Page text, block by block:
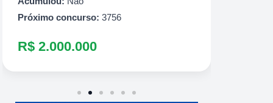
Próximo concurso: 3756
R$ 2.000.000